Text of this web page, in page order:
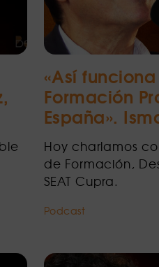
«Así
Formación
España».
Hoy charlamos
de Formación,
SEAT Cupra.
Podcast